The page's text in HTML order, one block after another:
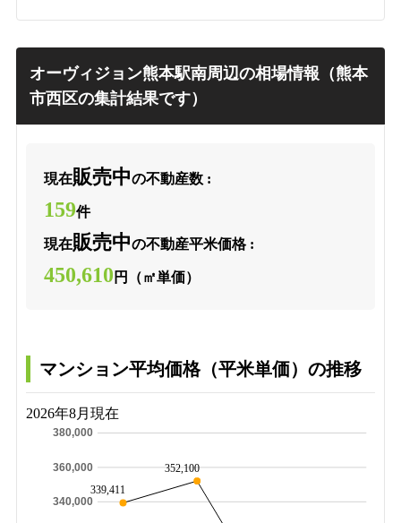
オーヴィジョン熊本駅南周辺の相場情報（熊本
市西区の集計結果です）
現在販売中の不動産数 :
159件
現在販売中の不動産平米価格 :
450,610 円（㎡単価）
マンション平均価格（平米単価）の推移
2026年8月現在
340,000
360,000
380,000
339,411
352,100